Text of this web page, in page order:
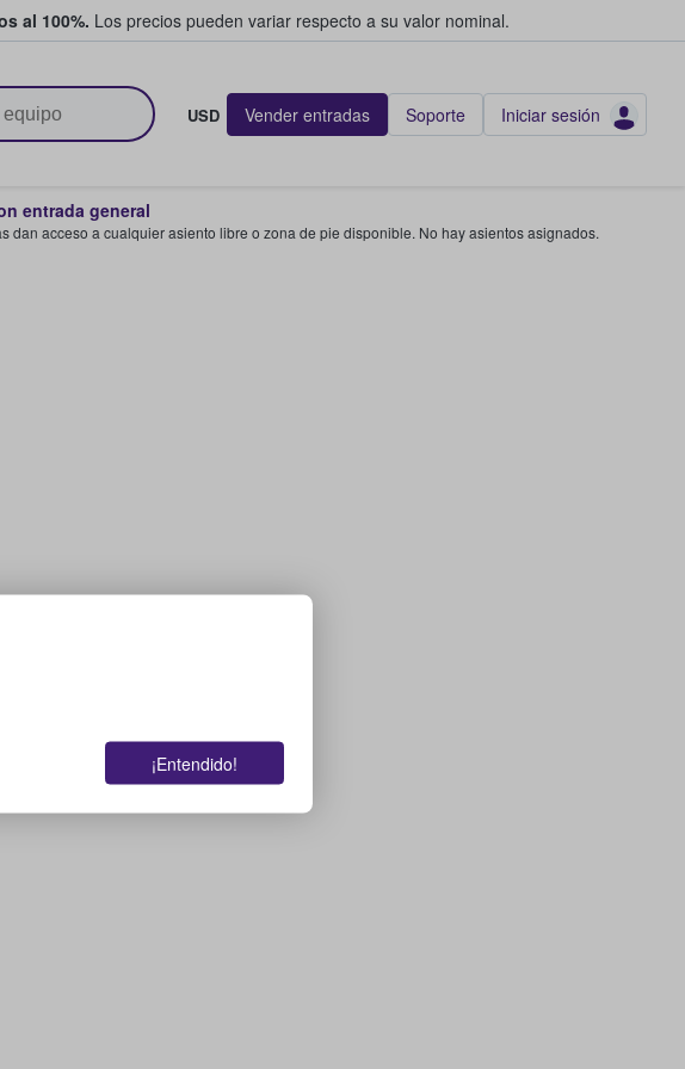
al 100%. Los precios pueden variar respecto a su valor nominal.
USD Vender entradas Soporte Iniciar sesión
entrada general
dan acceso a cualquier asiento libre o zona de pie disponible. No hay asientos asignados.
¡Entendido!